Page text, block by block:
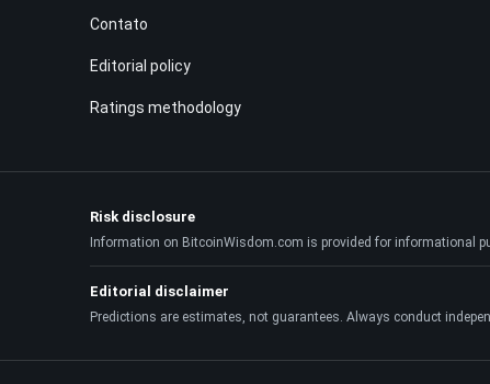
Contato
Editorial policy
Ratings methodology
Risk disclosure
Information on BitcoinWisdom.com is provided for informational
Editorial disclaimer
Predictions are estimates, not guarantees. Always conduct